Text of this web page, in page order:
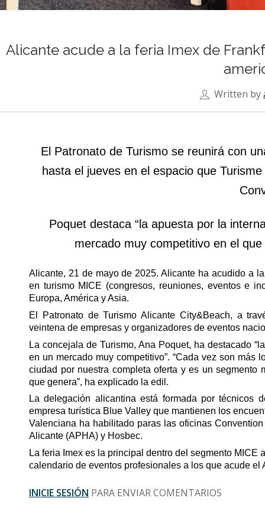
Alicante acude a la feria Imex de
Written by
El Patronato de Turismo se reunirá con
hasta el jueves en el espacio que
Poquet destaca “la apuesta por la
mercado muy competitivo en el
Alicante, 21 de mayo de 2025.Alicante ha acudido a
en turismo MICE (congresos, reuniones, eventos e
Europa, América y Asia.
El Patronato de Turismo Alicante City&Beach, a
veintena de empresas y organizadores de eventos
La concejala de Turismo, Ana Poquet, ha destacado
en un mercado muy competitivo”. “Cada vez son
ciudad por nuestra completa oferta y es un
que genera”, ha explicado la edil.
La delegación alicantina está formada por técnicos
empresa turística Blue Valley que mantienen los
Valenciana ha habilitado paras las oficinas
Alicante (APHA) y Hosbec.
La feria Imex es la principal dentro del segmento
calendario de eventos profesionales a los que acude
INICIE SESIÓN PARA ENVIAR COMENTARIOS